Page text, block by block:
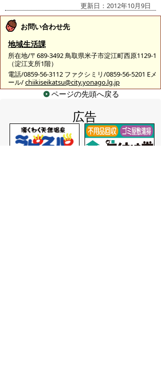
更新日：2012年10月9日
お問い合わせ先
地域生活課
所在地/〒689-3492 鳥取県米子市淀江町西原1129-1
（淀江支所1階）
電話/0859-56-3112 ファクシミリ/0859-56-5201 Eメ
ール/chiikiseikatsu@city.yonago.lg.jp
ページの先頭へ戻る
広告